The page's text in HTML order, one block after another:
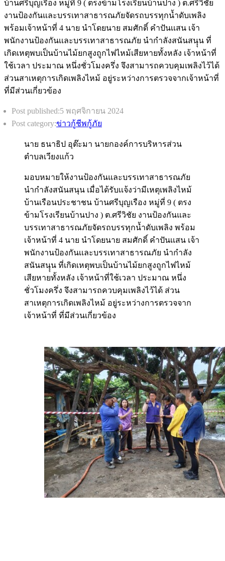
Post published:5 พฤศจิกายน 2024
Post category:ข่าวกู้ชีพกู้ภัย
นาย ธนาธิป อุต๊ะมา นายกองค์การบริหารส่วน
ตำบลเวียงแก้ว
มอบหมายให้งานป้องกันและบรรเทาสาธารณภัย
นำกำลังสนันสนุน เมื่อได้รับเเจ้งว่ามีเหตุเพลิงไหม้
บ้านเรือนประชาชน บ้านศรีบุญเรือง หมู่ที่ 9 ( ตรง
ข้ามโรงเรียนบ้านปาง ) ต.ศรีวิชัย งานป้องกันและ
บรรเทาสาธารณภัยจัดรถบรรทุกน้ำดับเพลิง พร้อม
เจ้าหน้าที่ 4 นาย นำโดยนาย สมศักดิ์ คำปันเเสน เจ้า
พนักงานป้องกันเเละบรรเทาสาธารณภัย นำกำลัง
สนันสนุุน ที่เกิดเหตุพบเป็นบ้านไม้ยกสูงถูกไฟไหม้
เสียหายทั้งหลัง เจ้าหน้าที่ใช้เวลา ประมาณ หนึ่ง
ชั่วโมงครึ่ง จึงสามารถควบคุมเพลิงไว้ได้ ส่วน
สาเหตุการเกิดเพลิงไหม้ อยู่ระหว่างการตรวจจาก
เจ้าหน้าที่ ที่มีส่วนเกี่ยวข้อง